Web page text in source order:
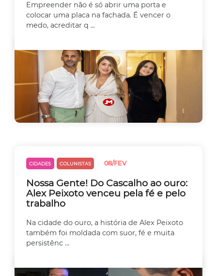
Empreender não é só abrir uma porta e
colocar uma placa na fachada. É vencer o
medo, acreditar q ...
CIDADES COLUNISTAS 08/FEV
Nossa Gente! Do Cascalho ao ouro:
Alex Peixoto venceu pela fé e pelo
trabalho
Na cidade do ouro, a história de Alex Peixoto
também foi moldada com suor, fé e muita
persistênc ...